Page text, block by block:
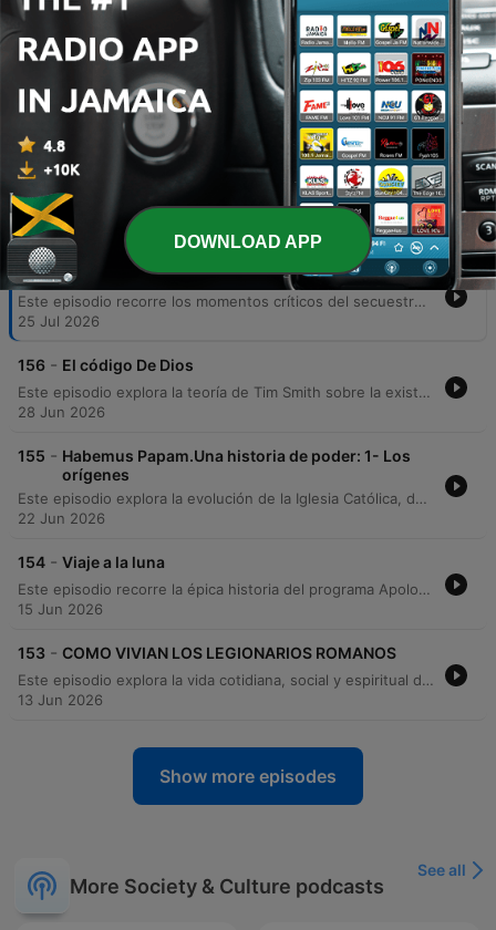
Si la muerte de mi hijo ha servido para
acabar con ETA, bienvenida sea.
01:29:07 · La madre de Miguel expresa una frase
de resignación y propósito ante el sacrificio de su
Episodes
157 - Miguel Angel blanco
Este episodio recorre los momentos críticos del secuestro y asesinato de Miguel Ángel Blanco por parte de ETA en 1997. A través de testimonios personales, se relata la conmoción social, la intensa movilización ciudadana y la postura firme del Gobierno ante el chantaje terrorista. El relato detalla los esfuerzos desesperados de búsqueda, las gestiones de mediación y el desgarrador proceso de confirmación de su muerte cerebral. Finalmente, se analiza cómo este evento transformó la sociedad vasca, marcando un punto de inflexión en la lucha contra el terrorismo.
25 Jul 2026
156 - El código De Dios
Este episodio explora la teoría de Tim Smith sobre la existencia de códigos ocultos en la Biblia hebrea, utilizando el método de 'código de salto' para identificar predicciones de eventos históricos como el 11 de septiembre y advertencias sobre un posible holocausto atómico. La investigación sugiere que estos mensajes podrían señalar la ubicación del Arca de la Alianza y el Templo de Salomón cerca del manantial de Gijón. A través de un recorrido por la Ciudad de David, se analizan pistas que vinculan manuscritos antiguos, como el Códice de Alepo, con hallazgos arqueológicos y tradiciones masónicas. El relato plantea la posibilidad de que estos descubrimientos tecnológicos y textuales funcionen como una advertencia crucial para la humanidad ante peligros inminentes.
28 Jun 2026
155 - Habemus Papam.Una historia de poder: 1- Los
orígenes
Este episodio explora la evolución de la Iglesia Católica, desde sus orígenes bajo el liderazgo de San Pedro y la persecución romana, hasta su consolidación como institución poderosa tras el Edicto de Milán y el Concilio de Nicea. Asimismo, se analiza la evolución del papado tras la división entre Oriente y Occidente, el ascenso del poder temporal con la coronación de Carlomagno y el impacto de las Cruzadas. El recorrido concluye contrastando la violencia de las campañas militares con la búsqueda de coexistencia religiosa y los actos de perdón histórico en la era moderna.
22 Jun 2026
154 - Viaje a la luna
Este episodio recorre la épica historia del programa Apolo, desde los inicios de la carrera espacial bajo la tensión de la Guerra Fría y la propuesta revolucionaria del sistema LOR, hasta los hitos de las misiones Géminis y Apolo 8. Se exploran los desafíos técnicos y las tragedias que marcaron el camino, como el incendio del Apolo 1 y la crisis del Apolo 13. El relato culmina con el éxito de los aterrizajes lunares, el valor científico de las muestras recolectadas y el impacto emocional de las misiones finales como el Apolo 17. A través de una narrativa de superación, se analiza cómo una competencia geopolítica terminó por revelar la profunda conexión entre la Tierra y la Luna, dejando un legado de unidad y descubrimiento para la humanidad.
15 Jun 2026
153 - COMO VIVIAN LOS LEGIONARIOS ROMANOS
Este episodio explora la vida cotidiana, social y espiritual de los legionarios romanos a través de hallazgos arqueológicos en yacimientos como Vindolanda y Lyon. Se detallan aspectos que van desde el entrenamiento físico y la dieta basada en cereales y carnes, hasta la importancia de la correspondencia escrita para entender su humanidad. La investigación revela una dimensión social compleja, destacando la presencia de mujeres y niños en las guarniciones, la práctica de cultos como el de Mitra y la existencia de actividades de ocio. A través de la arqueología experimental y el análisis de restos orgánicos, se busca desmitificar la imagen cinematográfica del soldado como una máquina de guerra, revelando a seres humanos con familias, creencias y una vida económica activa.
13 Jun 2026
Show more episodes
More Society & Culture podcasts
See all
DOWNLOAD APP